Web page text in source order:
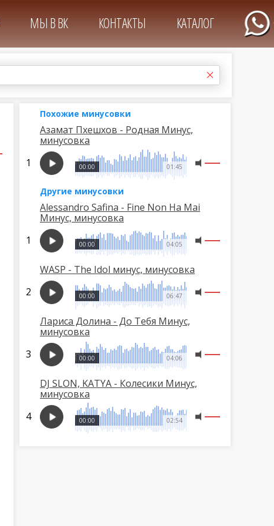
МЫ В ВК КОНТАКТЫ КАТАЛОГ
Похожие минусовки
Азамат Пхешхов - Родная Минус,
минусовка
01:45
00:00
Другие минусовки
Alessandro Safina - Fine Non Ha Mai
Минус, минусовка
04:05
00:00
WASP - The Idol минус, минусовка
06:47
00:00
Лариса Долина - До Тебя Минус,
минусовка
04:06
00:00
DJ SLON, KATYA - Колесики Минус,
минусовка
02:54
00:00